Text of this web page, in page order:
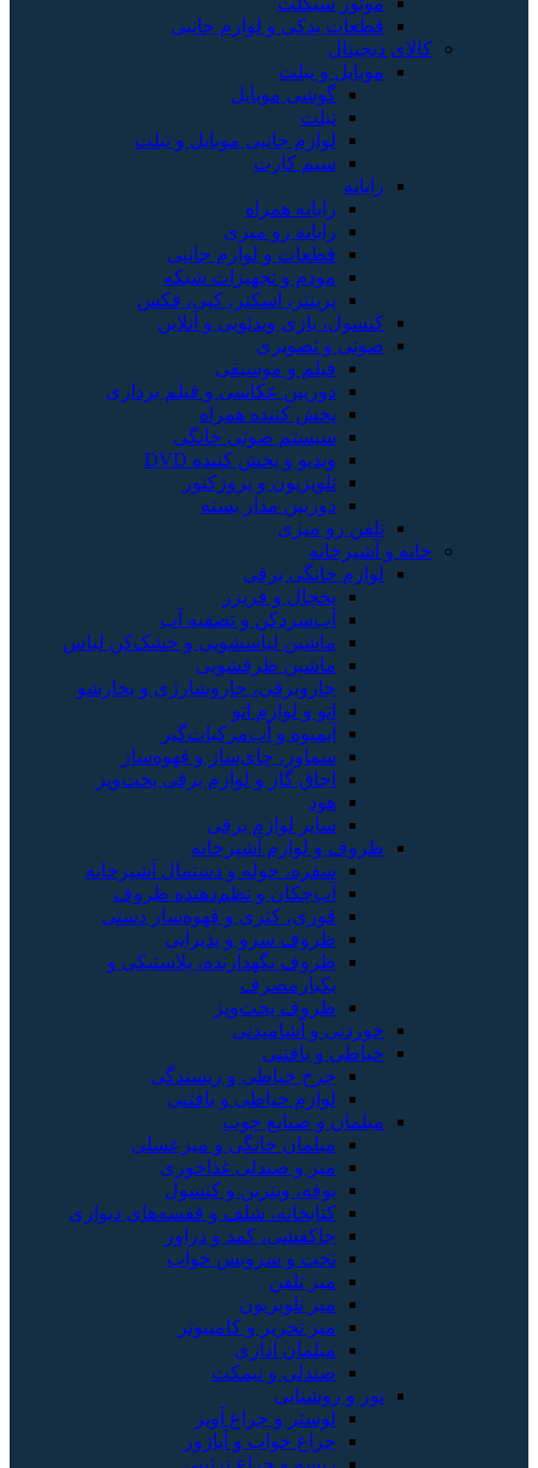
قطعات یدکی و لوازم جانبی
کالای دیجیتال
موبایل و تبلت
گوشی موبایل
تبلت
لوازم جانبی موبایل و تبلت
سیم کارت
رایانه
رایانه همراه
رایانه رو میزی
قطعات و لوازم جانبی
مودم و تجهیزات شبکه
پرینتر، اسکنر، کپی، فکس
کنسول، بازی‌ ویدئویی و آنلاین
صوتی و تصویری
فیلم و موسیقی
دوربین عکاسی و فیلم برداری
پخش کننده همراه
سیستم صوتی خانگی
ویدیو و پخش کننده DVD
تلویزیون و پروژکتور
دوربین مدار بسته
تلفن رو میزی
خانه و آشپزخانه
لوازم خانگی برقی
یخچال و فریزر
آب‌سردکن و تصفیه آب
ماشین لباسشویی و خشک‌کن لباس
ماشین ظرفشویی
جاروبرقی، جاروشارژی و بخارشو
اتو و لوازم اتو
آبمیوه و آب‌مرکبات‌گیر
سماور، چای‌ساز و قهوه‌ساز
اجاق گاز و لوازم برقی پخت‌وپز
هود
سایر لوازم برقی
ظروف و لوازم آشپزخانه
سفره، حوله و دستمال آشپزخانه
آب‌چکان و نظم‌دهنده ظروف
قوری، کتری و قهوه‌ساز دستی
ظروف سرو و پذیرایی
ظروف نگهدارنده، پلاستیکی و
یکبارمصرف
ظروف پخت‌وپز
خوردنی و آشامیدنی
خیاطی و بافتنی
چرخ خیاطی و ریسندگی
لوازم خیاطی و بافتنی
مبلمان و صنایع چوب
مبلمان خانگی و میزعسلی
میز و صندلی غذاخوری
بوفه، ویترین و کنسول
کتابخانه، شلف و قفسه‌های دیواری
جاکفشی، کمد و دراور
تخت و سرویس خواب
میز تلفن
میز تلویزیون
میز تحریر و کامپیوتر
مبلمان اداری
صندلی و نیمکت
نور و روشنایی
لوستر و چراغ آویز
چراغ خواب و آباژور